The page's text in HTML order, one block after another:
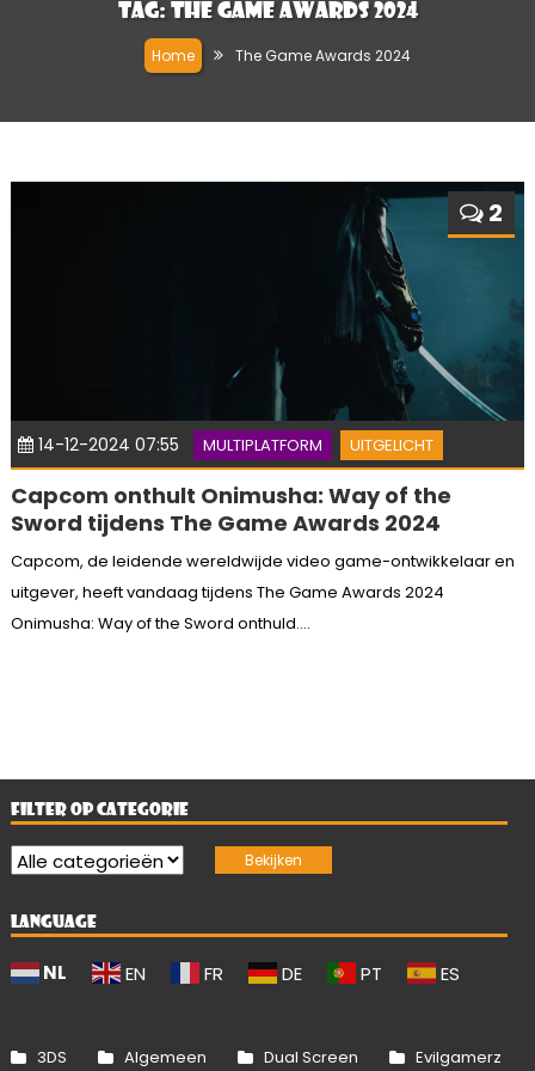
Tag: The Game Awards 2024
Home The Game Awards 2024
2
14-12-2024 07:55 MULTIPLATFORM UITGELICHT
Capcom onthult Onimusha: Way of the
Sword tijdens The Game Awards 2024
Capcom, de leidende wereldwijde video game-ontwikkelaar en
uitgever, heeft vandaag tijdens The Game Awards 2024
Onimusha: Way of the Sword onthuld....
FILTER OP CATEGORIE
LANGUAGE
NL EN FR DE PT ES
3DS Algemeen Dual Screen Evilgamerz